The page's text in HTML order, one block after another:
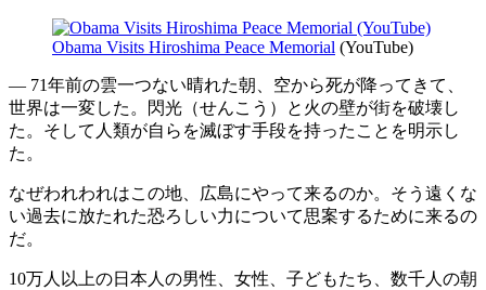
Obama Visits Hiroshima Peace Memorial (YouTube)
— 71年前の雲一つない晴れた朝、空から死が降ってきて、
世界は一変した。閃光（せんこう）と火の壁が街を破壊し
た。そして人類が自らを滅ぼす手段を持ったことを明示し
た。
なぜわれわれはこの地、広島にやって来るのか。そう遠くな
い過去に放たれた恐ろしい力について思案するために来るの
だ。
10万人以上の日本人の男性、女性、子どもたち、数千人の朝